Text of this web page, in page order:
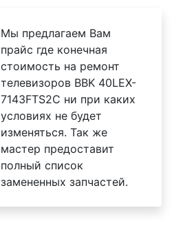
Мы предлагаем Вам
прайс где конечная
стоимость на ремонт
телевизоров BBK 40LEX-
7143FTS2C ни при каких
условиях не будет
изменяться. Так же
мастер предоставит
полный список
замененных запчастей.